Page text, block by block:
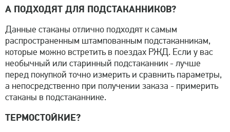
А ПОДХОДЯТ ДЛЯ ПОДСТАКАННИКОВ?
Данные стаканы отлично подходят к самым
распространенным штампованным подстаканникам,
которые можно встретить в поездах РЖД. Если у вас
необычный или старинный подстаканник - лучше
перед покупкой точно измерить и сравнить параметры,
а непосредственно при получении заказа - примерить
стаканы в подстаканнике.
ТЕРМОСТОЙКИЕ?